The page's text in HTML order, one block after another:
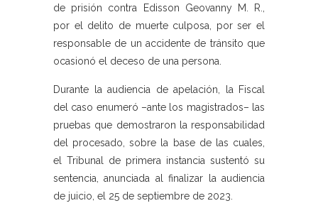
de prisión contra Edisson Geovanny M. R.,
por el delito de muerte culposa, por ser el
responsable de un accidente de tránsito que
ocasionó el deceso de una persona.
Durante la audiencia de apelación, la Fiscal
del caso enumeró –ante los magistrados– las
pruebas que demostraron la responsabilidad
del procesado, sobre la base de las cuales,
el Tribunal de primera instancia sustentó su
sentencia, anunciada al finalizar la audiencia
de juicio, el 25 de septiembre de 2023.